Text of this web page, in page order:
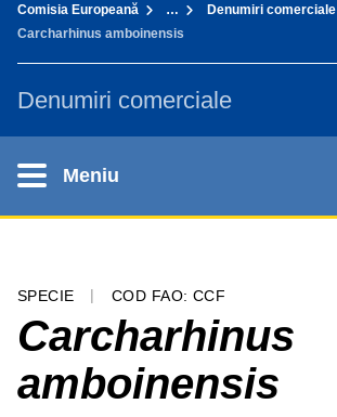
Comisia Europeană …
Denumiri comerciale
Carcharhinus amboinensis
Denumiri comerciale
Meniu
SPECIE COD FAO: CCF
Carcharhinus
amboinensis